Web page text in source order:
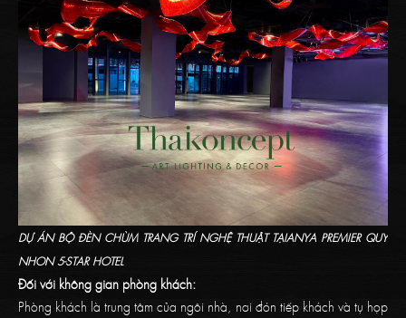
DỰ ÁN BỘ ĐÈN CHÙM TRANG TRÍ NGHỆ THUẬT TẠIANYA PREMIER QUY
NHON 5-STAR HOTEL
Đối với không gian phòng khách:
Phòng khách là trung tâm của ngôi nhà, nơi đón tiếp khách và tụ họp